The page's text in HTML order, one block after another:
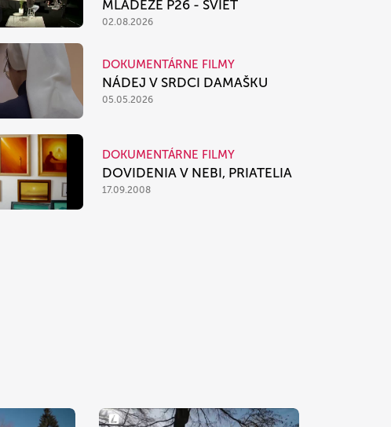
MLÁDEŽE P26 - SVIEŤ
02.08.2026
DOKUMENTÁRNE FILMY
NÁDEJ V SRDCI DAMAŠKU
05.05.2026
DOKUMENTÁRNE FILMY
DOVIDENIA V NEBI, PRIATELIA
17.09.2008